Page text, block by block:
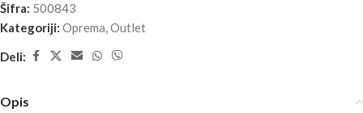
Šifra: 500843
Kategoriji: Oprema,Outlet
Deli:
Opis